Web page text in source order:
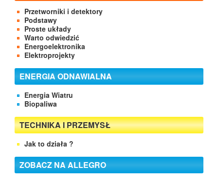
Przetworniki i detektory
Podstawy
Proste układy
Warto odwiedzić
Energoelektronika
Elektroprojekty
ENERGIA ODNAWIALNA
Energia Wiatru
Biopaliwa
TECHNIKA I PRZEMYSŁ
Jak to działa ?
ZOBACZ NA ALLEGRO